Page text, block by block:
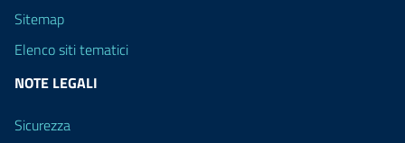
Sitemap
Elenco siti tematici
NOTE LEGALI
Sicurezza